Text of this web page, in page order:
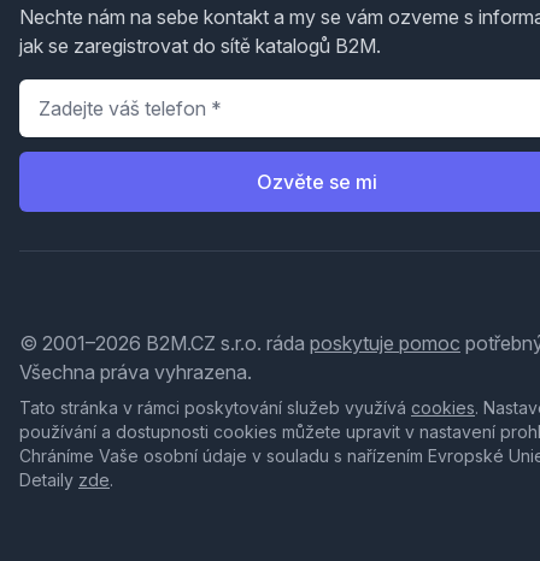
Nechte nám na sebe kontakt a my se vám ozveme s
jak se zaregistrovat do sítě katalogů B2M.
Telefon
Ozvěte se mi
© 2001–2026 B2M.CZ s.r.o. ráda poskytuje pomoc
Všechna práva vyhrazena.
Tato stránka v rámci poskytování služeb využívá cookies.
používání a dostupnosti cookies můžete upravit v nastavení
Chráníme Vaše osobní údaje v souladu s nařízením Evropské
Detaily zde.